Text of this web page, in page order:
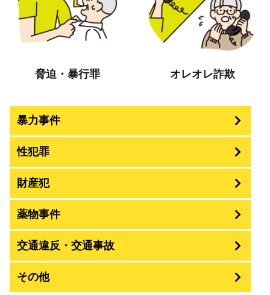
脅迫・暴行罪 オレオレ詐欺
暴力事件
性犯罪
盗撮・のぞき
財産犯
薬物事件
覚せい剤
交通違反・交通事故
その他